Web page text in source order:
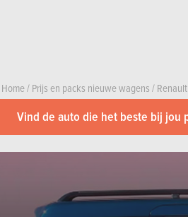
Home/Prijs en packs nieuwe wagens/Renault
Vind de auto die het beste bij jou